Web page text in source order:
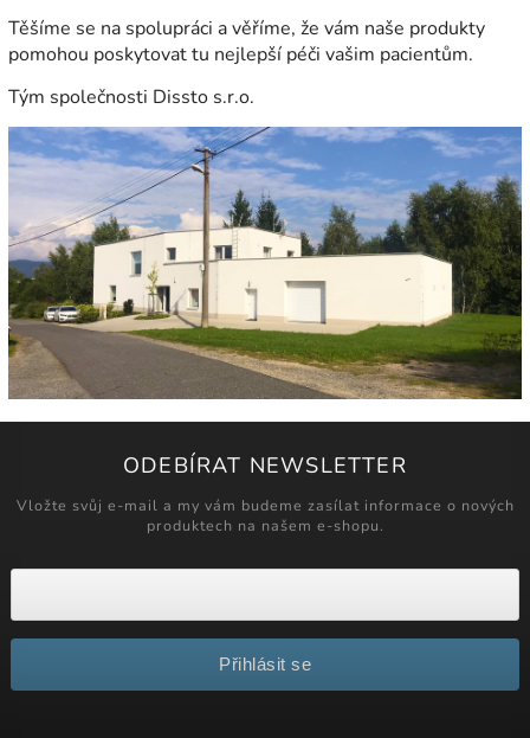
Těšíme se na spolupráci a věříme, že vám naše produkty
pomohou poskytovat tu nejlepší péči vašim pacientům.
Tým společnosti Dissto s.r.o.
ODEBÍRAT NEWSLETTER
Vložte svůj e-mail a my vám budeme zasílat informace o nových
produktech na našem e-shopu.
Přihlásit se